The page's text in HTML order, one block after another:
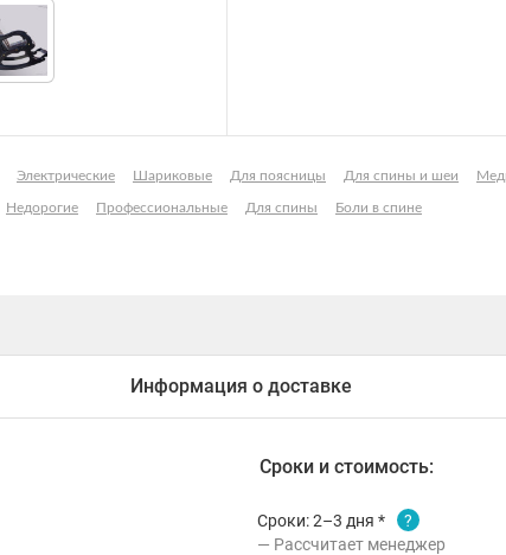
Электрические Шариковые Для поясницы Для спины и шеи
Недорогие Профессиональные Для спины Боли в спине
Информация о доставке
Сроки и стоимость:
Сроки: 2–3 дня *
?
Рассчитает менеджер